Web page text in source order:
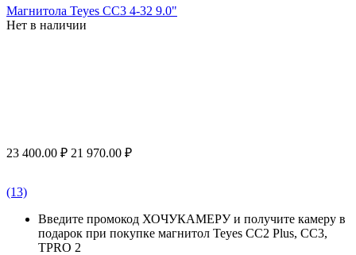
Магнитола Teyes CC3 4-32 9.0"
Нет в наличии
23 400.00 ₽ 21 970.00 ₽
(13)
Введите промокод ХОЧУКАМЕРУ и получите камеру в
подарок при покупке магнитол Teyes CC2 Plus, CC3,
TPRO 2